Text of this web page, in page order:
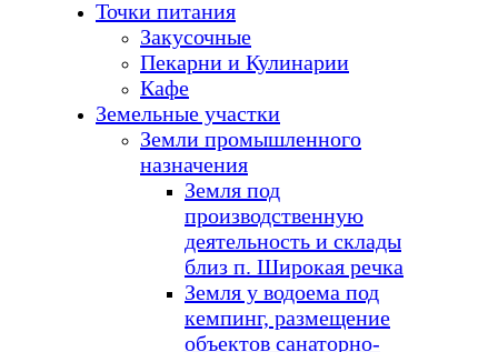
Точки питания
Закусочные
Пекарни и Кулинарии
Кафе
Земельные участки
Земли промышленного
назначения
Земля под
производственную
деятельность и склады
близ п. Широкая речка
Земля у водоема под
кемпинг, размещение
объектов санаторно-